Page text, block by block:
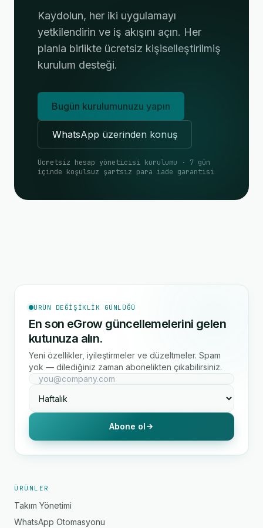
Kaydolun, her iki uygulamayı
yetkilendirin ve iş akışını açın. Her
planla birlikte ücretsiz kişiselleştirilmiş
kurulum desteği.
Bugün kurulumunuzu yapın
WhatsApp üzerinden konuş
Ücretsiz hesap yöneticisi kurulumu · 7 gün
içinde koşulsuz şartsız para iade garantisi
ÜRÜN DEĞIŞIKLIK GÜNLÜĞÜ
En son eGrow güncellemelerini gelen
kutunuza alın.
Yeni özellikler, iyileştirmeler ve düzeltmeler. Spam
yok — dilediğiniz zaman abonelikten çıkabilirsiniz.
Abone ol
ÜRÜNLER
Takım Yönetimi
WhatsApp Otomasyonu